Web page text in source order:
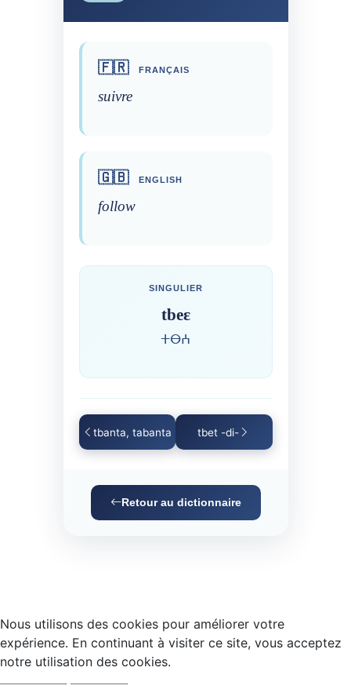
🇫🇷 FRANÇAIS
suivre
🇬🇧 ENGLISH
follow
SINGULIER
tbeɛ
ⵜⴱⵄ
tbanta, tabanta tbet -di-
Retour au dictionnaire
Nous utilisons des cookies pour améliorer votre
expérience. En continuant à visiter ce site, vous acceptez
notre utilisation des cookies.